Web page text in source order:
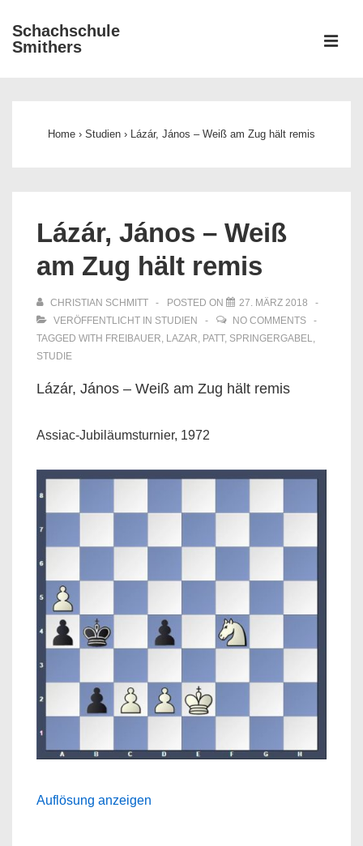
Zum
Inhalt
Schachschule
Smithers
Home › Studien › Lázár, János – Weiß am Zug hält remis
Lázár, János – Weiß
am Zug hält remis
CHRISTIAN SCHMITT POSTED ON
27. MÄRZ 2018
VERÖFFENTLICHT IN STUDIEN
NO COMMENTS
TAGGED WITH FREIBAUER, LAZAR, PATT, SPRINGERGABEL,
STUDIE
Lázár, János – Weiß am Zug hält remis
Assiac-Jubiläumsturnier, 1972
Auflösung anzeigen